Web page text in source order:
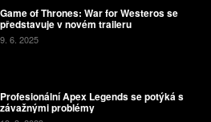
Game of Thrones: War for Westeros se
představuje v novém traileru
9. 6. 2025
Profesionální Apex Legends se potýká s
závažnými problémy